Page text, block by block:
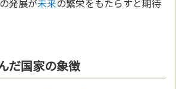
発展が未来の繁栄をもたらすと期待
だ国家の象徴